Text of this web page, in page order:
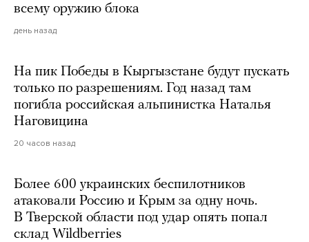
всему оружию блока
день назад
На пик Победы в Кыргызстане будут пускать
только по разрешениям. Год назад там
погибла российская альпинистка Наталья
Наговицина
20 часов назад
Более 600 украинских беспилотников
атаковали Россию и Крым за одну ночь.
В Тверской области под удар опять попал
склад Wildberries